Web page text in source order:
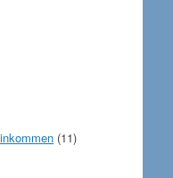
(11)